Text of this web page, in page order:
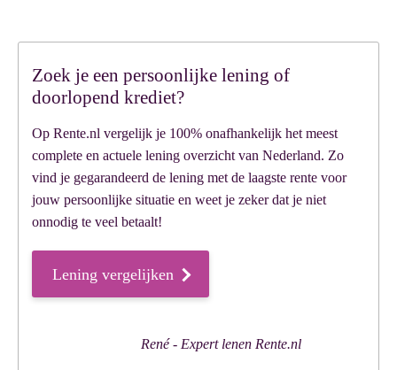
Zoek je een persoonlijke lening of
doorlopend krediet?
Op Rente.nl vergelijk je 100% onafhankelijk het meest
complete en actuele lening overzicht van Nederland. Zo
vind je gegarandeerd de lening met de laagste rente voor
jouw persoonlijke situatie en weet je zeker dat je niet
onnodig te veel betaalt!
Lening vergelijken